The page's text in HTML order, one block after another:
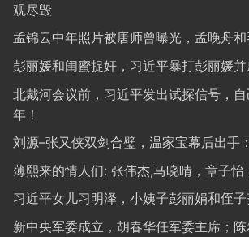
观尽毁
孟锦云中年照片被唐师曾曝光，孟晚舟
彭丽媛和闺蜜捉奸，习近平暴打彭丽媛
北戴河会议前，习近平发出试探信号，
年！
刘源–张又侠双剑合璧，温家宝幕后出手
薄熙来的情人们: 张伟杰,马晓晴，章子怡
习近平女儿习明泽，小姨子彭丽娟和侄
新中央军委成立，胡春华任军委主席；